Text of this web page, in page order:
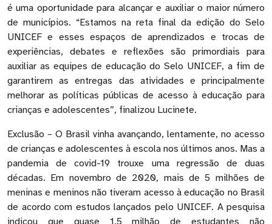
é uma oportunidade para alcançar e auxiliar o maior número
de municípios. “Estamos na reta final da edição do Selo
UNICEF e esses espaços de aprendizados e trocas de
experiências, debates e reflexões são primordiais para
auxiliar as equipes de educação do Selo UNICEF, a fim de
garantirem as entregas das atividades e principalmente
melhorar as políticas públicas de acesso à educação para
crianças e adolescentes”, finalizou Lucinete.
Exclusão – O Brasil vinha avançando, lentamente, no acesso
de crianças e adolescentes à escola nos últimos anos. Mas a
pandemia de covid-19 trouxe uma regressão de duas
décadas. Em novembro de 2020, mais de 5 milhões de
meninas e meninos não tiveram acesso à educação no Brasil
de acordo com estudos lançados pelo UNICEF. A pesquisa
indicou que quase 1,5 milhão de estudantes não